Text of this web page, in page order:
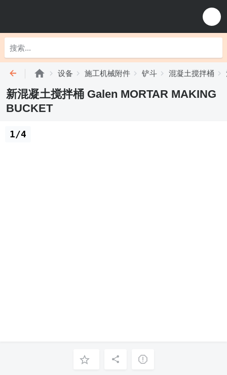
设备 施工机械附件 铲斗 混凝土搅拌桶
新混凝土搅拌桶 Galen MORTAR MAKING
BUCKET
1/4